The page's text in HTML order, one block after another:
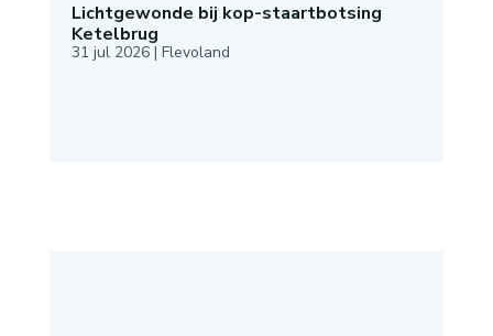
Lichtgewonde bij kop-staartbotsing
Ketelbrug
31 jul 2026| Flevoland